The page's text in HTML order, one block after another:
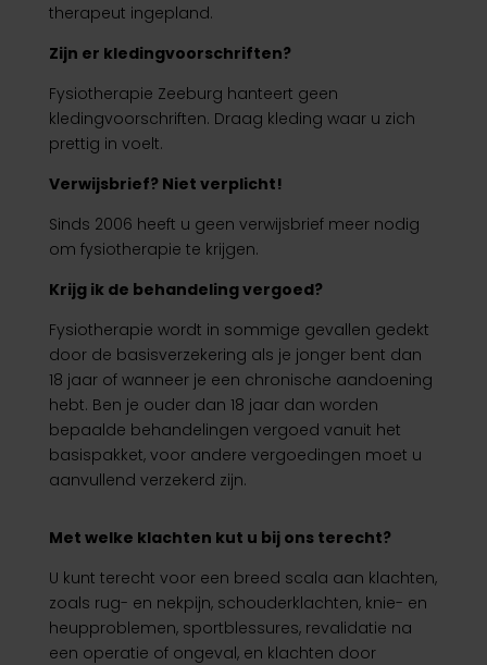
therapeut ingepland.
Zijn er kledingvoorschriften?
Fysiotherapie Zeeburg hanteert geen
kledingvoorschriften. Draag kleding waar u zich
prettig in voelt.
Verwijsbrief? Niet verplicht!
Sinds 2006 heeft u geen verwijsbrief meer nodig
om fysiotherapie te krijgen.
Krijg ik de behandeling vergoed?
Fysiotherapie wordt in sommige gevallen gedekt
door de basisverzekering als je jonger bent dan
18 jaar of wanneer je een chronische aandoening
hebt. Ben je ouder dan 18 jaar dan worden
bepaalde behandelingen vergoed vanuit het
basispakket, voor andere vergoedingen moet u
aanvullend verzekerd zijn.
Met welke klachten kut u bij ons terecht?
U kunt terecht voor een breed scala aan klachten,
zoals rug- en nekpijn, schouderklachten, knie- en
heupproblemen, sportblessures, revalidatie na
een operatie of ongeval, en klachten door